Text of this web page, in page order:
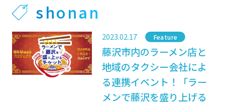
shonan
藤沢市内のラーメン店と
地域のタクシー会社によ
る連携イベント！「ラー
メンで藤沢を盛り上げる
2023.02.17 Category
Feature